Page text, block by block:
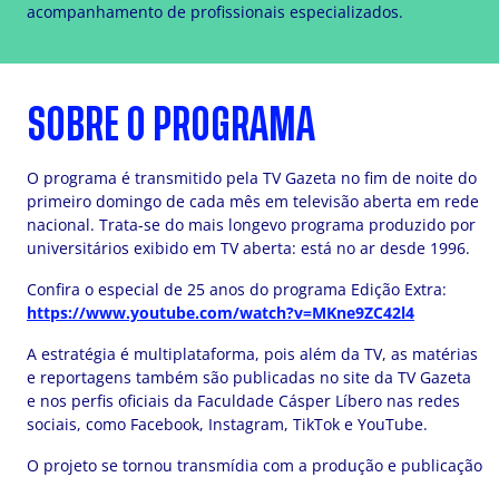
acompanhamento de profissionais especializados.
SOBRE O PROGRAMA
O programa é transmitido pela TV Gazeta no fim de noite do
primeiro domingo de cada mês em televisão aberta em rede
nacional. Trata-se do mais longevo programa produzido por
universitários exibido em TV aberta: está no ar desde 1996.
Confira o especial de 25 anos do programa Edição Extra:
https://www.youtube.com/watch?v=MKne9ZC42l4
A estratégia é multiplataforma, pois além da TV, as matérias
e reportagens também são publicadas no site da TV Gazeta
e nos perfis oficiais da Faculdade Cásper Líbero nas redes
sociais, como Facebook, Instagram, TikTok e YouTube.
O projeto se tornou transmídia com a produção e publicação